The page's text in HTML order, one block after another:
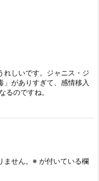
れしいです。ジャニス・ジ
」がありすぎて、感情移入
るのですね。
せん。 ※ が付いている欄